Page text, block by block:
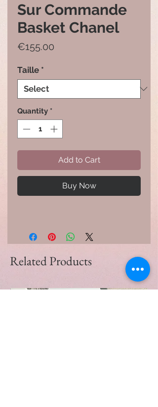
Sur Commande
Basket Chanel
€155.00
Taille *
Quantity *
Add to Cart
Buy Now
Related Products